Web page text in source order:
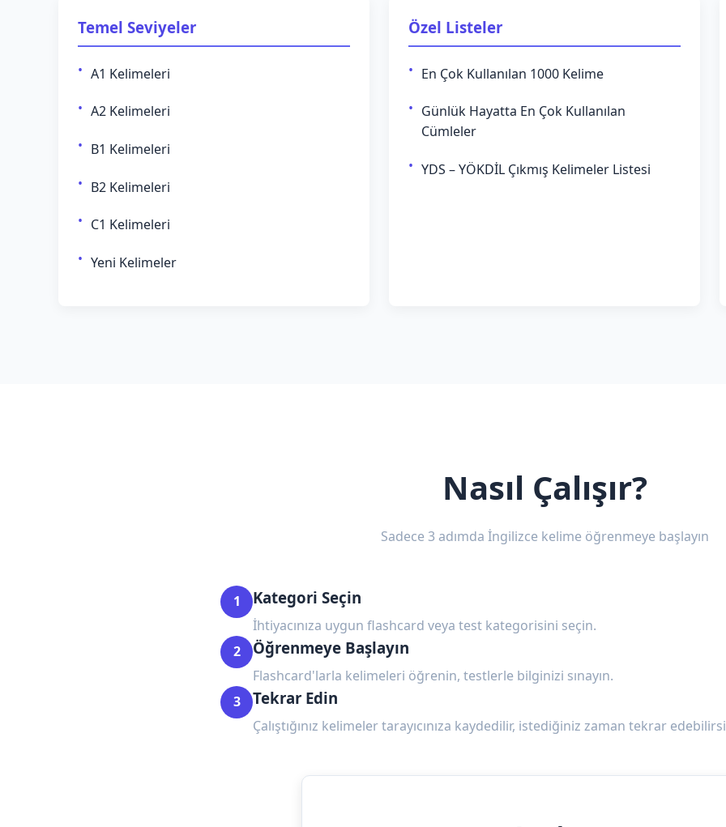
Temel Seviyeler
A1 Kelimeleri
A2 Kelimeleri
B1 Kelimeleri
B2 Kelimeleri
C1 Kelimeleri
Yeni Kelimeler
Özel Listeler
En Çok Kullanılan 1000 Kelime
Günlük Hayatta En Çok Kullanılan
Cümleler
YDS – YÖKDİL Çıkmış Kelimeler Listesi
Nasıl Çalışır?
Sadece 3 adımda İngilizce kelime öğrenmeye başlayın
1 Kategori Seçin
İhtiyacınıza uygun flashcard veya test kategorisini seçin.
2
Öğrenmeye Başlayın
Flashcard'larla kelimeleri öğrenin, testlerle bilginizi sınayın.
3
Tekrar Edin
Çalıştığınız kelimeler tarayıcınıza kaydedilir, istediğiniz zaman tekrar